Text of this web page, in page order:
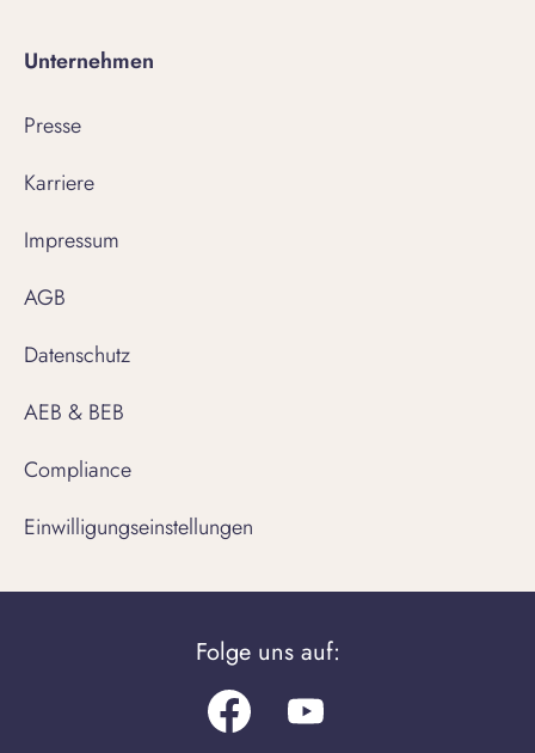
Unternehmen
Presse
Karriere
Impressum
AGB
Datenschutz
AEB & BEB
Compliance
Einwilligungseinstellungen
Folge uns auf:
FacebookYoutube.com